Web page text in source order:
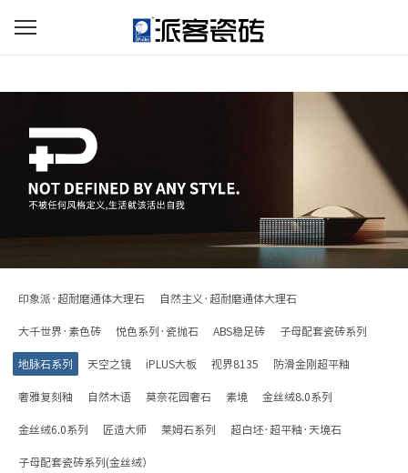
印象派·超耐磨通体大理石 自然主义·超耐磨通体大理石
大千世界·素色砖 悦色系列·瓷抛石 ABS稳足砖 子母配套瓷砖系列
地脉石系列 天空之镜 iPLUS大板 视界8135 防滑金刚超平釉
奢雅复刻釉 自然木语 莫奈花园奢石 素境 金丝绒8.0系列
金丝绒6.0系列 匠造大师 莱姆石系列 超白坯·超平釉·天境石
子母配套瓷砖系列(金丝绒）